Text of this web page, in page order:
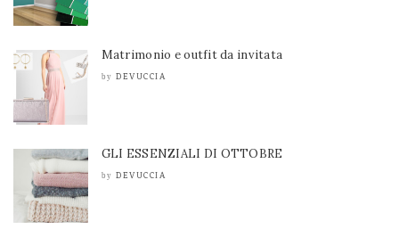
Matrimonio e outfit da invitata
by DEVUCCIA
GLI ESSENZIALI DI OTTOBRE
by DEVUCCIA